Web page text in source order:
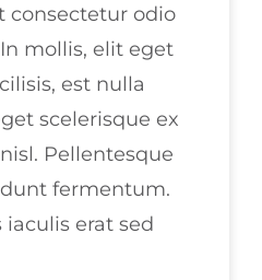
consectetur odio
mollis, elit eget
est nulla
scelerisque ex
Pellentesque
fermentum.
erat sed